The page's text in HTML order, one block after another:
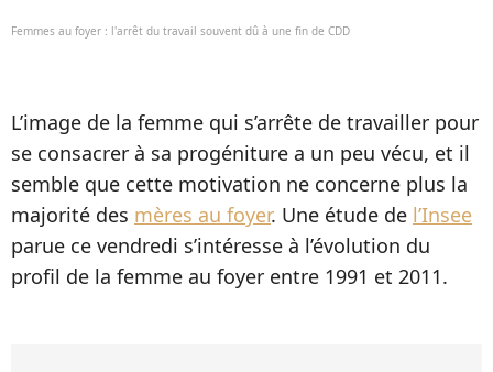
Femmes au foyer : l'arrêt du travail souvent dû à une fin de CDD
L’image de la femme qui s’arrête de travailler pour
se consacrer à sa progéniture a un peu vécu, et il
semble que cette motivation ne concerne plus la
majorité des mères au foyer. Une étude de l’Insee
parue ce vendredi s’intéresse à l’évolution du
profil de la femme au foyer entre 1991 et 2011.